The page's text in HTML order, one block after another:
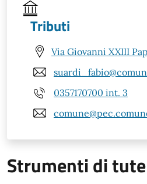
Tributi
Via Giovanni XXIII
0357170700 int. 3
Strumenti di